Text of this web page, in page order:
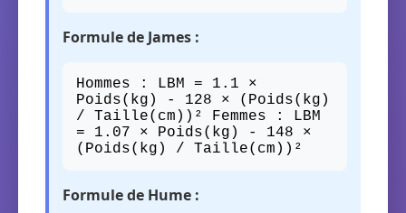
Formule de James :
Hommes : LBM = 1.1 ×
Poids(kg) - 128 × (Poids(kg)
/ Taille(cm))² Femmes : LBM
= 1.07 × Poids(kg) - 148 ×
(Poids(kg) / Taille(cm))²
Formule de Hume :